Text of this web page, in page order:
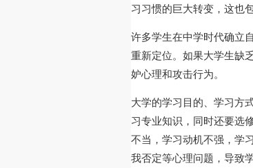
习习惯的巨大转变，这也
许多学生在中学时代确立
重新定位。如果大学生缺
妒心理和攻击行为。
大学的学习目的、学习方
习专业知识，同时还要选
不当，学习动机不强，学
我否定等心理问题，导致